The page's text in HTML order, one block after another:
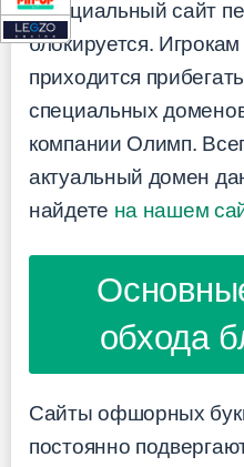
официальный сайт
блокируется.
приходится
специальных
компании Олимп.
актуальный домен
найдете на нашем
обхода
Сайты офшорных
постоянно